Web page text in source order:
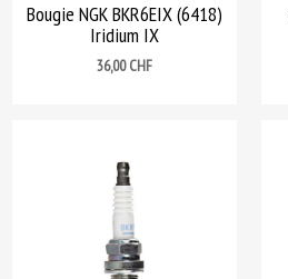
Bougie NGK BKR6EIX (6418)
Iridium IX
Prix
36,00 CHF